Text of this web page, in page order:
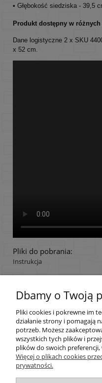
• Głębokość siedziska - 39,5
Produkt dostępny w
Dane logistyczne 2 x SKU
x 52 cm.
Pliki do pobrania:
Instrukcja
Dbamy o Twoją
Pliki cookies i pokrewne im
działanie strony i pomagają
potrzeb. Możesz
wszystkich tych plików i
plików do swoich
Więcej o plikach cookies
prywatności.